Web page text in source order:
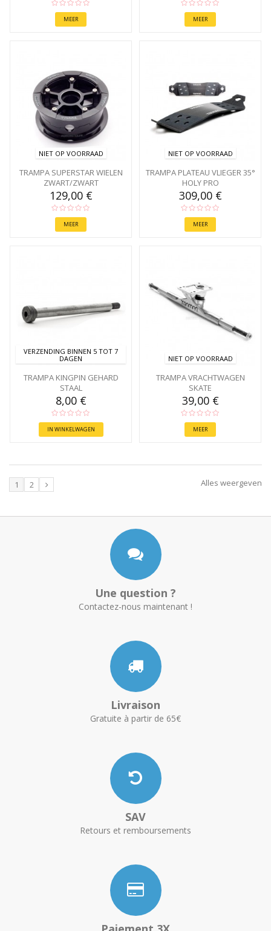
MEER MEER
NIET OP VOORRAAD
TRAMPA SUPERSTAR WIELEN
ZWART/ZWART
129,00 €
MEER
NIET OP VOORRAAD
TRAMPA PLATEAU VLIEGER 35°
HOLY PRO
309,00 €
MEER
VERZENDING BINNEN 5 TOT 7
DAGEN
TRAMPA KINGPIN GEHARD
STAAL
8,00 €
IN WINKELWAGEN
NIET OP VOORRAAD
TRAMPA VRACHTWAGEN
SKATE
39,00 €
MEER
Alles weergeven
1 2
Une question ?
Contactez-nous maintenant !
Livraison
Gratuite à partir de 65€
SAV
Retours et remboursements